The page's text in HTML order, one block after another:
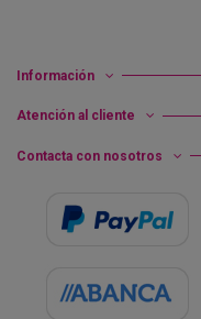
Información
Atención al cliente
Contacta con nosotros